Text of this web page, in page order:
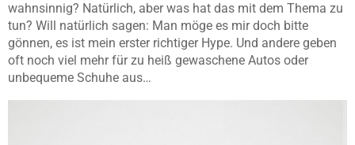
wahnsinnig? Natürlich, aber was hat das mit dem Thema zu
tun? Will natürlich sagen: Man möge es mir doch bitte
gönnen, es ist mein erster richtiger Hype. Und andere geben
oft noch viel mehr für zu heiß gewaschene Autos oder
unbequeme Schuhe aus…